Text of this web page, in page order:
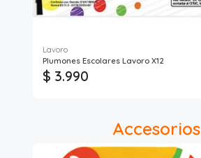
Lavoro
Plumones Escolares Lavoro X12
$ 3.990
Accesorios